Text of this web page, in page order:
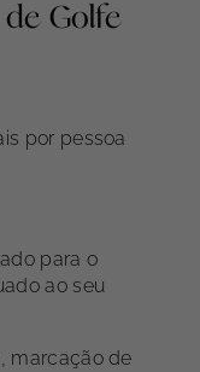
de Golfe
por pessoa
para o
ao seu
marcação de